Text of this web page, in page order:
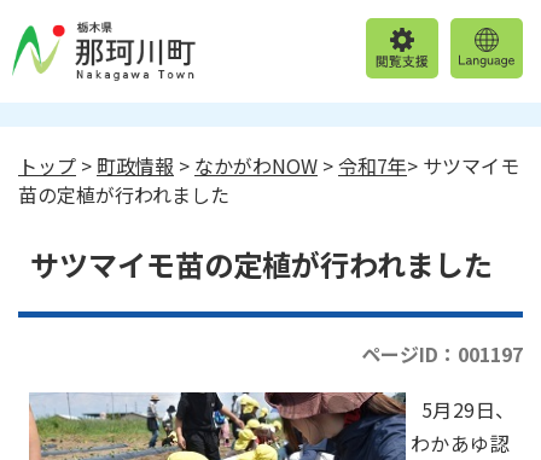
トップ > 町政情報 > なかがわNOW >令和7年> サツマイモ
苗の定植が行われました
サツマイモ苗の定植が行われました
ページID：001197
5月29日、
わかあゆ認